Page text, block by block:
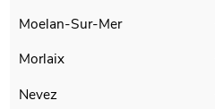
Moelan-Sur-Mer
Morlaix
Nevez